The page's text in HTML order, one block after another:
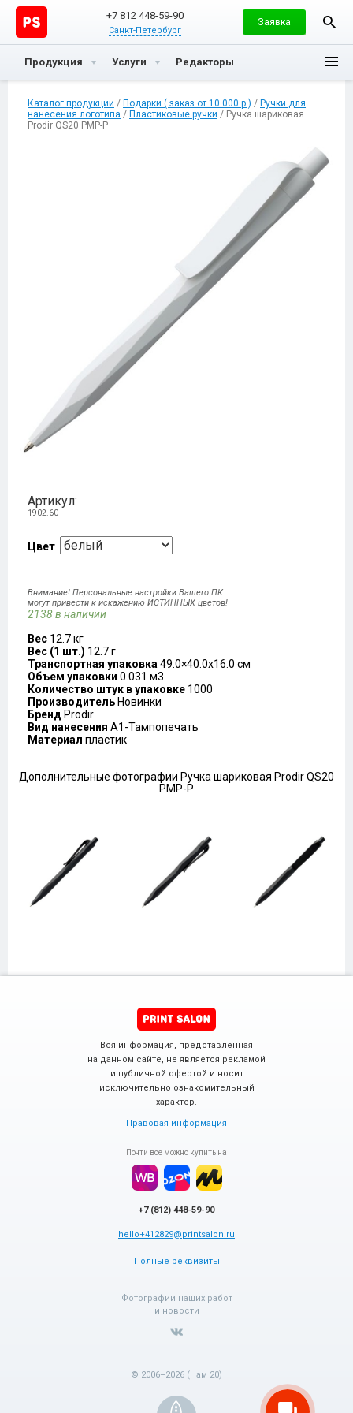
+7 812 448-59-90
Санкт-Петербург
Заявка
Продукция Услуги Редакторы
Каталог продукции / Подарки ( заказ от 10 000 р ) / Ручки для
нанесения логотипа / Пластиковые ручки / Ручка шариковая
Prodir QS20 PMP-P
Артикул:
1902.60
Цвет
Внимание! Персональные настройки Вашего ПК
могут привести к искажению ИСТИННЫХ цветов!
2138 в наличии
Вес 12.7 кг
Вес (1 шт.) 12.7 г
Транспортная упаковка 49.0×40.0x16.0 см
Объем упаковки 0.031 м3
Количество штук в упаковке 1000
Производитель Новинки
Бренд Prodir
Вид нанесения A1-Тампопечать
Материал пластик
Дополнительные фотографии Ручка шариковая Prodir QS20
PMP-P
Вся информация, представленная
на данном сайте, не является рекламой
и публичной офертой и носит
исключительно ознакомительный
характер.
Правовая информация
Почти все можно купить на
+7 (812) 448-59-90
hello+412829@printsalon.ru
Полные реквизиты
Фотографии наших работ
и новости
© 2006–2026 (Нам 20)